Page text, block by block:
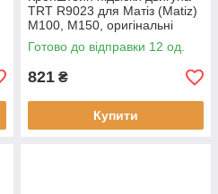
TRT R9023 для Матіз (Matiz)
М100, М150, оригінальні
номери: 96565728
Готово до відправки 12 од.
821 ₴
Купити